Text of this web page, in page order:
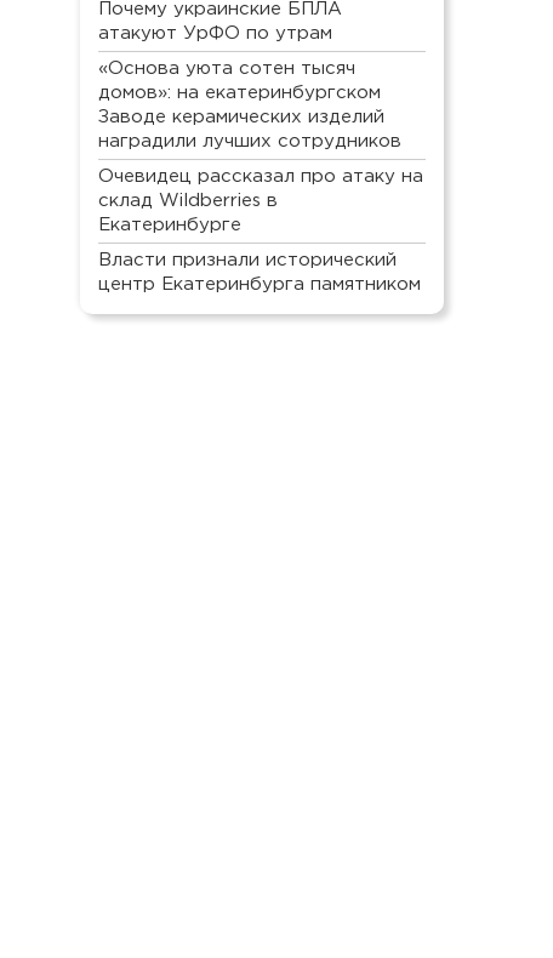
Почему украинские БПЛА
атакуют УрФО по утрам
«Основа уюта сотен тысяч
домов»: на екатеринбургском
Заводе керамических изделий
наградили лучших сотрудников
Очевидец рассказал про атаку на
склад Wildberries в
Екатеринбурге
Власти признали исторический
центр Екатеринбурга памятником